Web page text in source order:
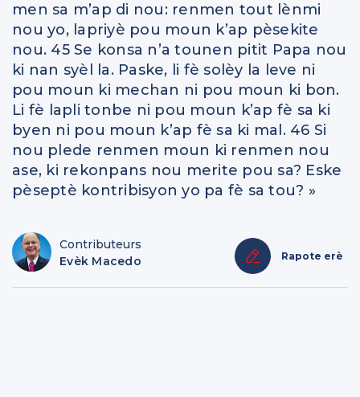
men sa m’ap di nou: renmen tout lènmi
nou yo, lapriyè pou moun k’ap pèsekite
nou. 45 Se konsa n’a tounen pitit Papa nou
ki nan syèl la. Paske, li fè solèy la leve ni
pou moun ki mechan ni pou moun ki bon.
Li fè lapli tonbe ni pou moun k’ap fè sa ki
byen ni pou moun k’ap fè sa ki mal. 46 Si
nou plede renmen moun ki renmen nou
ase, ki rekonpans nou merite pou sa? Eske
pèseptè kontribisyon yo pa fè sa tou? »
Contributeurs
Evèk Macedo
Rapote erè